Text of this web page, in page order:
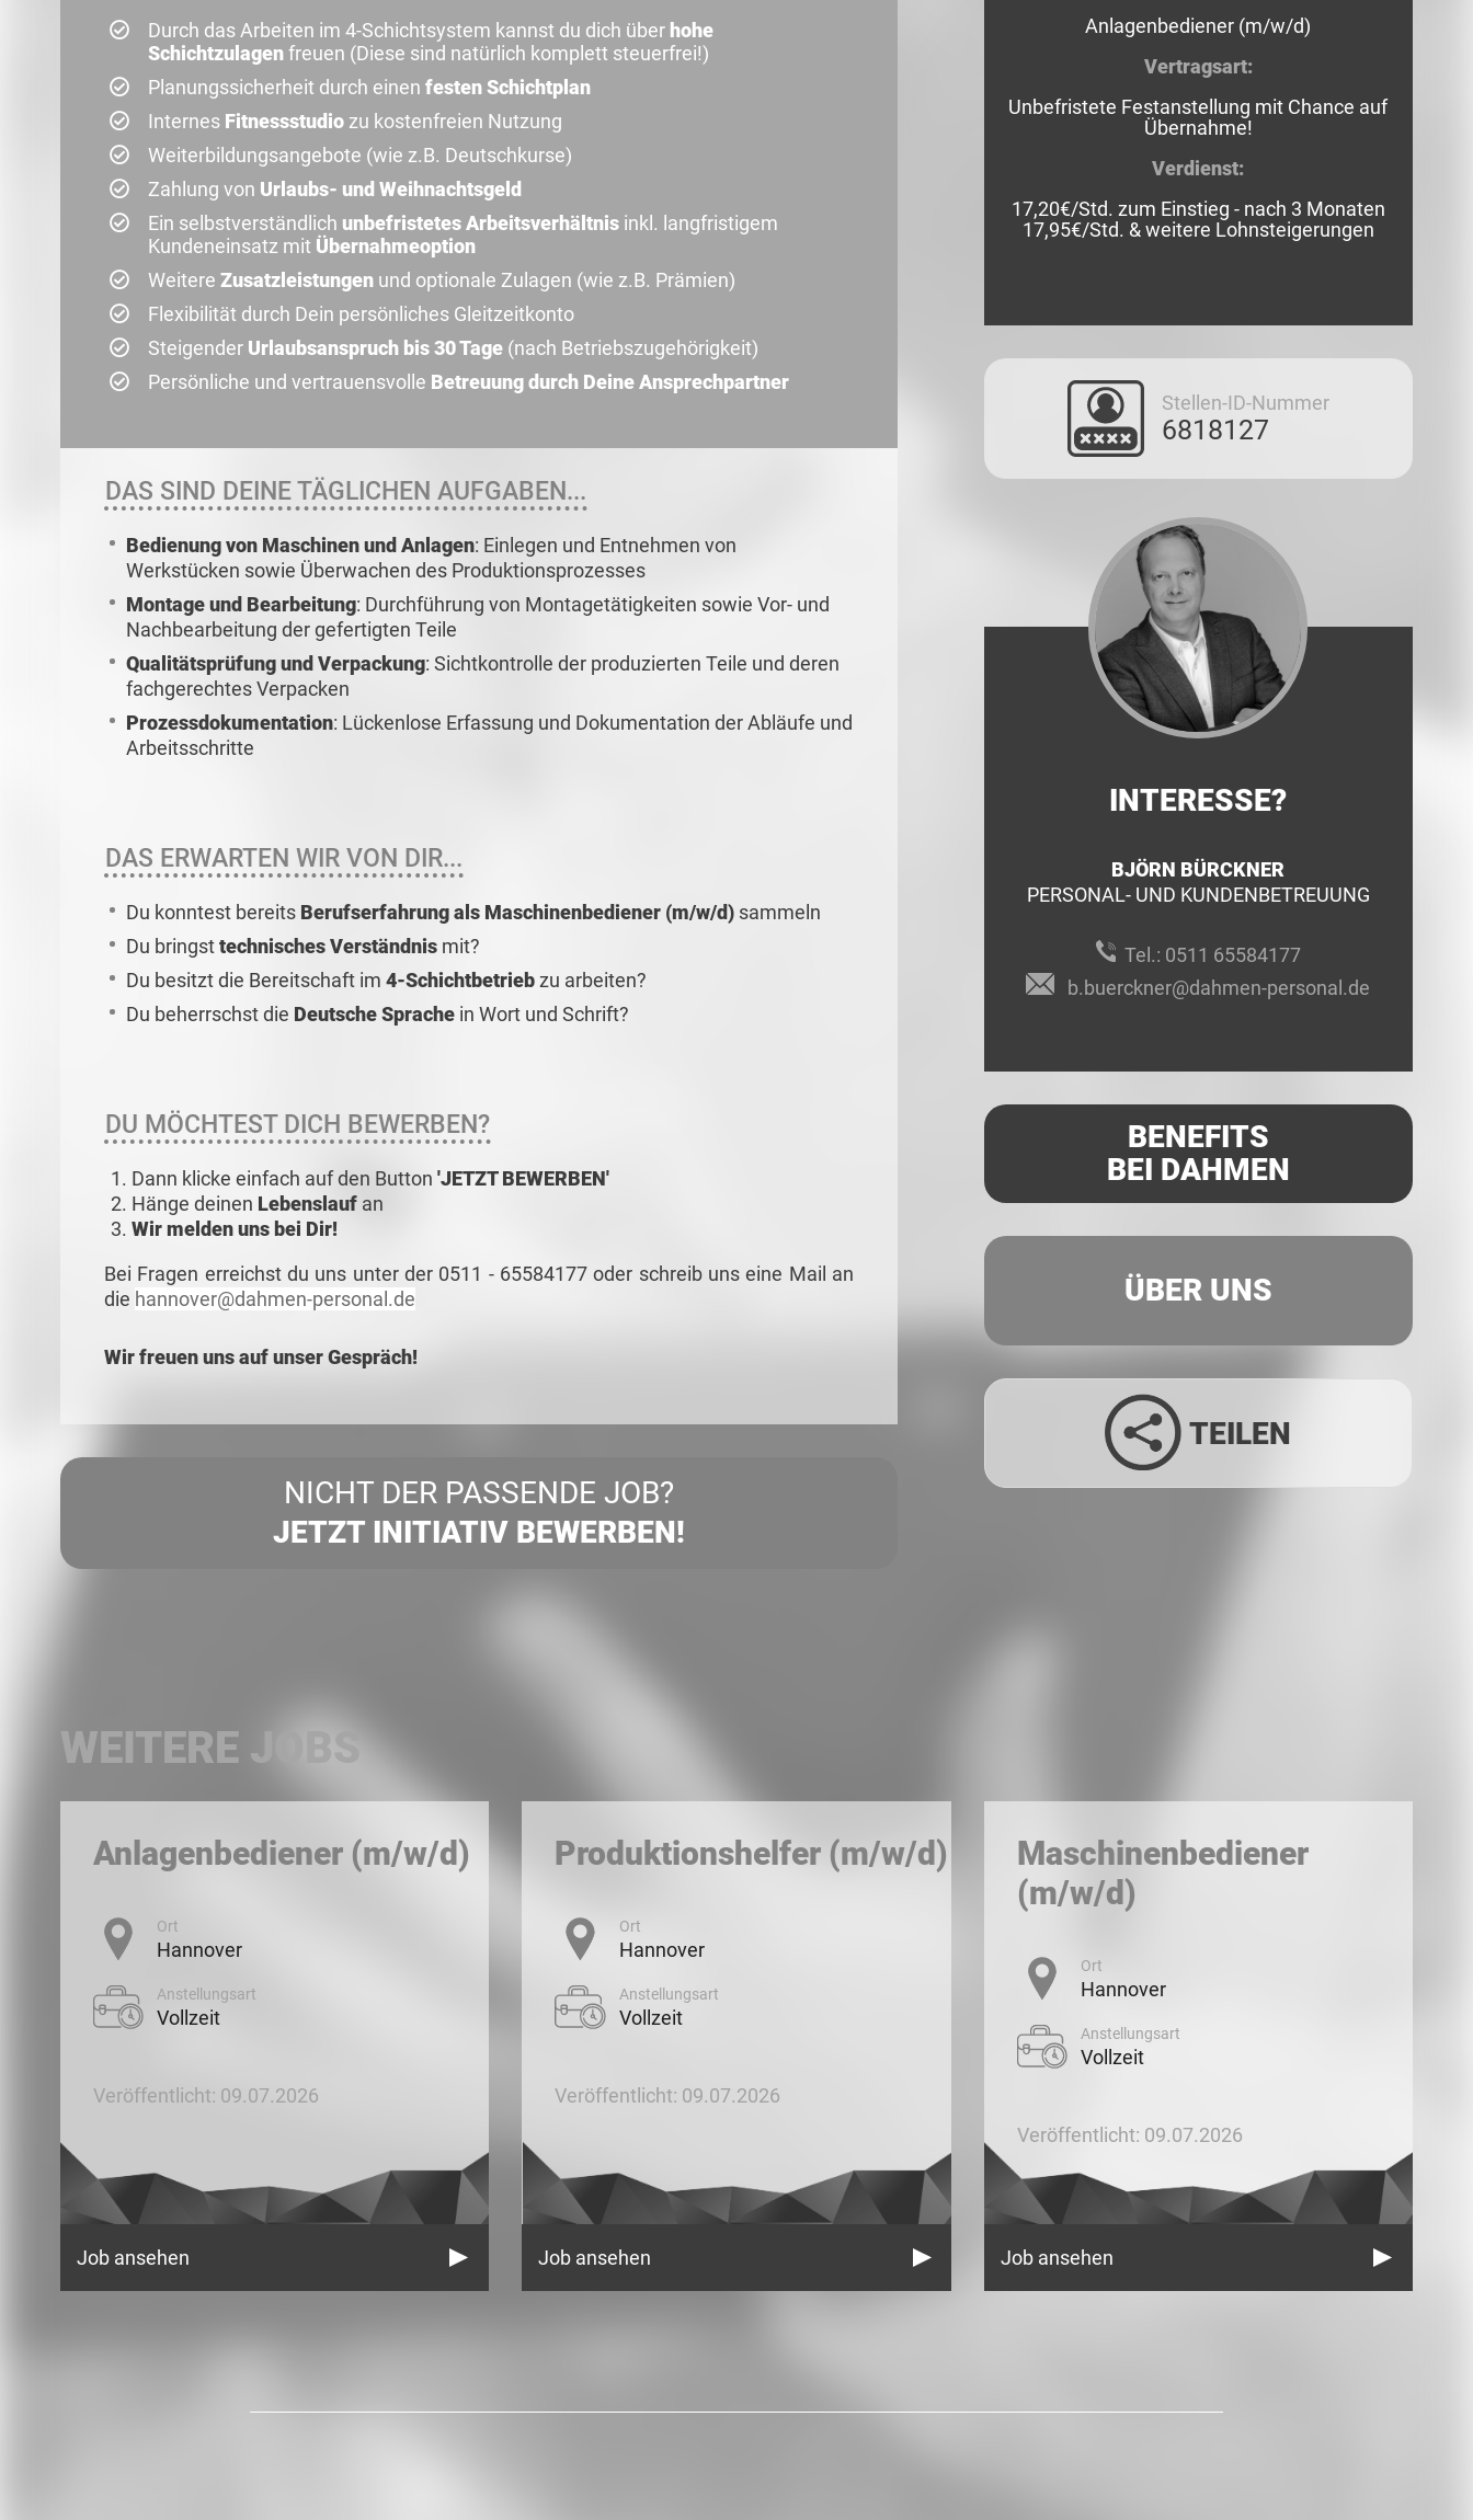
Durch das Arbeiten im 4-Schichtsystem kannst du dich über hohe
Schichtzulagenfreuen (Diese sind natürlich komplett steuerfrei!)
Planungssicherheit durch einen festen Schichtplan
Internes Fitnessstudio zu kostenfreien Nutzung
Weiterbildungsangebote (wie z.B. Deutschkurse)
Zahlung von Urlaubs- und Weihnachtsgeld
Ein selbstverständlich unbefristetes Arbeitsverhältnis inkl. langfristigem
Kundeneinsatz mit Übernahmeoption
Weitere Zusatzleistungen und optionale Zulagen (wie z.B. Prämien)
Flexibilität durch Dein persönliches Gleitzeitkonto
Steigender Urlaubsanspruch bis 30 Tage (nach Betriebszugehörigkeit)
Persönliche und vertrauensvolle Betreuung durch Deine Ansprechpartner
DAS SIND DEINE TÄGLICHEN AUFGABEN...
Bedienung von Maschinen und Anlagen: Einlegen und Entnehmen von
Werkstücken sowie Überwachen des Produktionsprozesses
Montage und Bearbeitung: Durchführung von Montagetätigkeiten sowie Vor- und
Nachbearbeitung der gefertigten Teile
Qualitätsprüfung und Verpackung: Sichtkontrolle der produzierten Teile und deren
fachgerechtes Verpacken
Prozessdokumentation: Lückenlose Erfassung und Dokumentation der Abläufe und
Arbeitsschritte
DAS ERWARTEN WIR VON DIR...
Du konntest bereits Berufserfahrung als Maschinenbediener (m/w/d) sammeln
Du bringsttechnisches Verständnis mit?
Du besitzt die Bereitschaft im 4-Schichtbetriebzu arbeiten?
Du beherrschst die Deutsche Sprache in Wort und Schrift?
DU MÖCHTEST DICH BEWERBEN?
Dann klicke einfach auf den Button 'JETZT BEWERBEN'
Hänge deinen Lebenslauf an
Wir melden uns bei Dir!
Bei Fragen erreichst du uns unter der 0511 - 65584177 oder schreib uns eine Mail an
die hannover@dahmen-personal.de
Wir freuen uns auf unser Gespräch!
NICHT DER PASSENDE JOB?
JETZT INITIATIV BEWERBEN!
Anlagenbediener (m/w/d)
Vertragsart:
Unbefristete Festanstellung mit Chance auf
Übernahme!
Verdienst:
17,20€/Std. zum Einstieg - nach 3 Monaten
17,95€/Std. & weitere Lohnsteigerungen
Stellen-ID-Nummer
6818127
INTERESSE?
BJÖRN BÜRCKNER
PERSONAL- UND KUNDENBETREUUNG
Tel.: 0511 65584177
b.buerckner@dahmen-personal.de
BENEFITS
BEI DAHMEN
ÜBER UNS
TEILEN
WEITERE JOBS
Anlagenbediener (m/w/d)
Ort
Hannover
Anstellungsart
Vollzeit
Veröffentlicht: 09.07.2026
Job ansehen
Produktionshelfer (m/w/d)
Ort
Hannover
Anstellungsart
Vollzeit
Veröffentlicht: 09.07.2026
Job ansehen
Maschinenbediener
(m/w/d)
Ort
Hannover
Anstellungsart
Vollzeit
Veröffentlicht: 09.07.2026
Job ansehen